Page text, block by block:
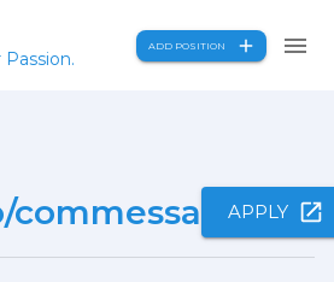
Passion.
ADD POSITION
commessa APPLY